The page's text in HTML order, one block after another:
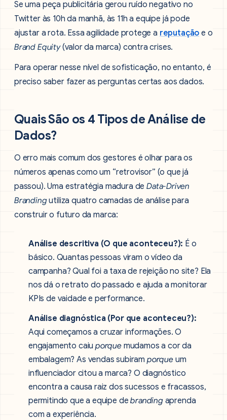
Se uma peça publicitária gerou ruído negativo no
Twitter às 10h da manhã, às 11h a equipe já pode
ajustar a rota. Essa agilidade protege a reputação e o
Brand Equity(valor da marca) contra crises.
Para operar nesse nível de sofisticação, no entanto, é
preciso saber fazer as perguntas certas aos dados.
Quais São os 4 Tipos de Análise de
Dados?
O erro mais comum dos gestores é olhar para os
números apenas como um “retrovisor” (o que já
passou). Uma estratégia madura deData-Driven
Brandingutiliza quatro camadas de análise para
construir o futuro da marca:
Análise descritiva (O que aconteceu?): É o
básico. Quantas pessoas viram o vídeo da
campanha? Qual foi a taxa de rejeição no site? Ela
nos dá o retrato do passado e ajuda a monitorar
KPIs de vaidade e performance.
Análise diagnóstica (Por que aconteceu?):
Aqui começamos a cruzar informações. O
engajamento caiuporquemudamos a cor da
embalagem? As vendas subiram porqueum
influenciador citou a marca? O diagnóstico
encontra a causa raiz dos sucessos e fracassos,
permitindo que a equipe debrandingaprenda
com a experiência.